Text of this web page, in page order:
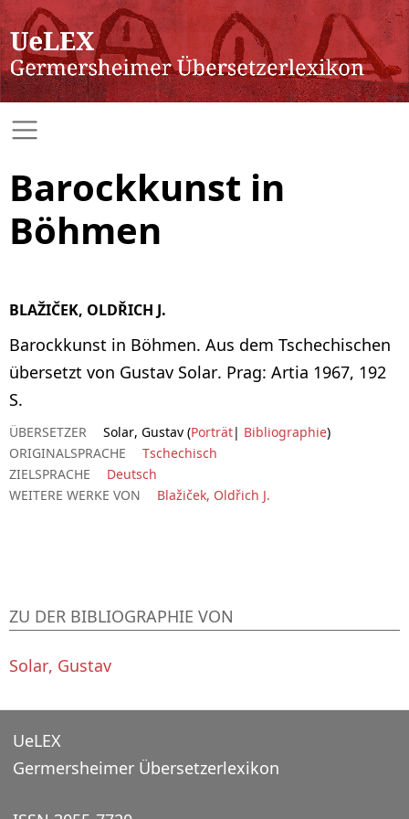
Barockkunst in
Böhmen
BLAŽIČEK, OLDŘICH J.
Barockkunst in Böhmen. Aus dem Tschechischen
übersetzt von Gustav Solar. Prag: Artia 1967, 192
S.
ÜBERSETZER Solar, Gustav (Porträt| Bibliographie)
ORIGINALSPRACHE
Tschechisch
ZIELSPRACHE
Deutsch
WEITERE WERKE VON
Blažiček, Oldřich J.
ZU DER BIBLIOGRAPHIE VON
Solar, Gustav
UeLEX
Germersheimer Übersetzerlexikon